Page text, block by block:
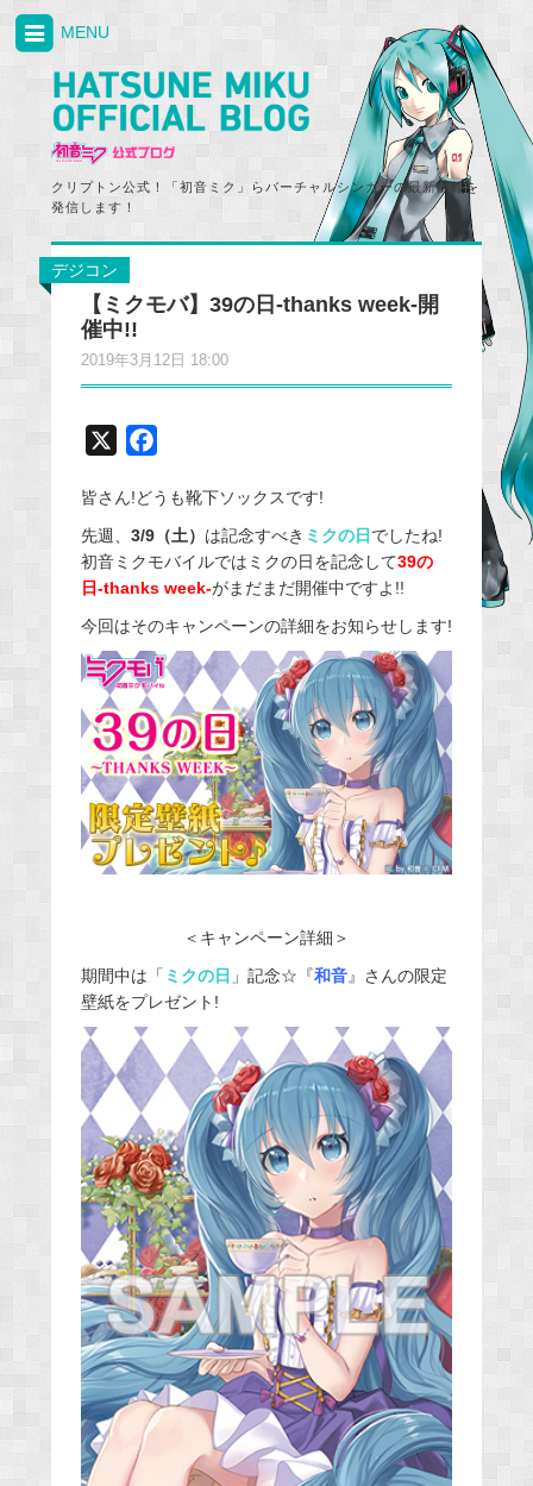
クリプトン公式！「初音ミク」らバーチャルシンガーの最新情報を
発信します！
MENU
デジコン
【ミクモバ】39の日-thanks week-開
催中!!
2019年3月12日 18:00
c
e
b
o
o
k
皆さん!どうも靴下ソックスです!
先週、 3/9（土） は記念すべき ミクの日 でしたね!
初音ミクモバイルではミクの日を記念して39の
日-thanks week-がまだまだ開催中ですよ!!
今回はそのキャンペーンの詳細をお知らせします!
＜キャンペーン詳細＞
期間中は「 ミクの日 」記念☆『和音』さんの限定
壁紙をプレゼント!